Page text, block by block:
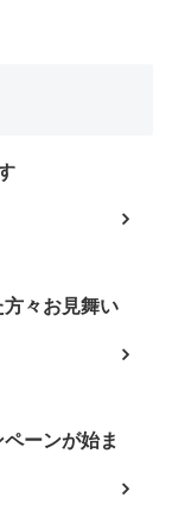
々お見舞い
ーンが始ま